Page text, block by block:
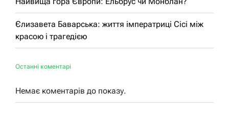
Єлизавета Баварська: життя імператриці Сісі між
красою і трагедією
Останні коментарі
Немає коментарів до показу.